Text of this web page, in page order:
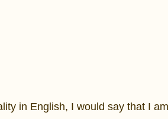
in English, I would say that I